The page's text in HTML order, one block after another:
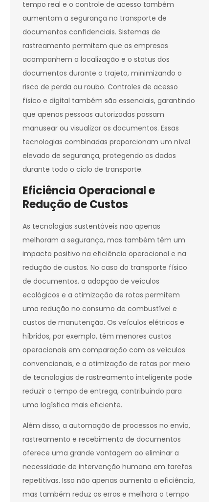
tempo real e o controle de acesso também
aumentam a segurança no transporte de
documentos confidenciais. Sistemas de
rastreamento permitem que as empresas
acompanhem a localização e o status dos
documentos durante o trajeto, minimizando o
risco de perda ou roubo. Controles de acesso
físico e digital também são essenciais, garantindo
que apenas pessoas autorizadas possam
manusear ou visualizar os documentos. Essas
tecnologias combinadas proporcionam um nível
elevado de segurança, protegendo os dados
durante todo o ciclo de transporte.
Eficiência Operacional e
Redução de Custos
As tecnologias sustentáveis não apenas
melhoram a segurança, mas também têm um
impacto positivo na eficiência operacional e na
redução de custos. No caso do transporte físico
de documentos, a adopção de veículos
ecológicos e a otimização de rotas permitem
uma redução no consumo de combustível e
custos de manutenção. Os veículos elétricos e
híbridos, por exemplo, têm menores custos
operacionais em comparação com os veículos
convencionais, e a otimização de rotas por meio
de tecnologias de rastreamento inteligente pode
reduzir o tempo de entrega, contribuindo para
uma logística mais eficiente.
Além disso, a automação de processos no envio,
rastreamento e recebimento de documentos
oferece uma grande vantagem ao eliminar a
necessidade de intervenção humana em tarefas
repetitivas. Isso não apenas aumenta a eficiência,
mas também reduz os erros e melhora o tempo